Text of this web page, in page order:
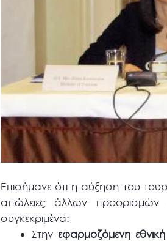
Επισήμανε ότι η αύξηση του
απώλειες άλλων προορισμών
συγκεκριμένα:
Στην εφαρμοζόμενη εθνική